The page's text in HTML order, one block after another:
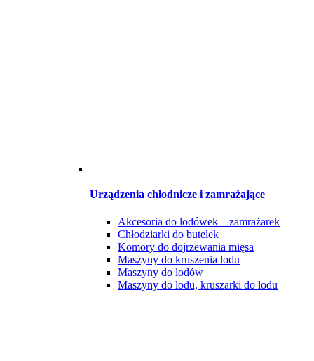
Urządzenia chłodnicze i zamrażające
Akcesoria do lodówek – zamrażarek
Chłodziarki do butelek
Komory do dojrzewania mięsa
Maszyny do kruszenia lodu
Maszyny do lodów
Maszyny do lodu, kruszarki do lodu